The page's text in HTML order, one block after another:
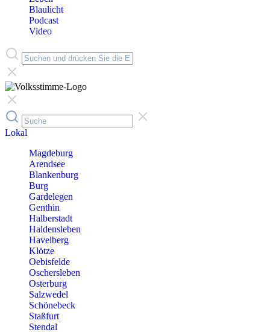
Blaulicht
Podcast
Video
Lokal
Magdeburg
Arendsee
Blankenburg
Burg
Gardelegen
Genthin
Halberstadt
Haldensleben
Havelberg
Klötze
Oebisfelde
Oschersleben
Osterburg
Salzwedel
Schönebeck
Staßfurt
Stendal